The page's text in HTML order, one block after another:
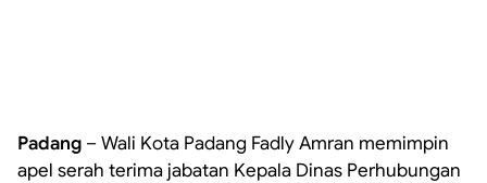
Padang – Wali Kota Padang Fadly Amran memimpin
apel serah terima jabatan Kepala Dinas Perhubungan